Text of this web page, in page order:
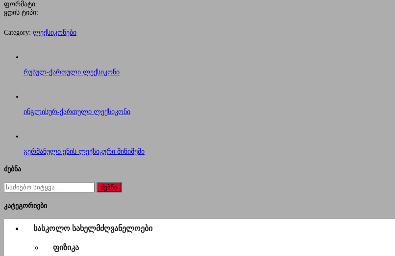
ფორმატი:
ყდის ტიპი:
Category: ლექსიკონები
რუსულ-ქართული ლექსიკონი
ინგლისურ-ქართული ლექსიკონი
გერმანული ენის ლექსიკური მინიმუმი
ძებნა
ძებნა
for:
კატეგორიები
სასკოლო სახელმძღვანელოები
ფიზიკა